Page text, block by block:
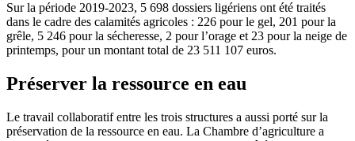
Sur la période 2019-2023, 5 698 dossiers ligériens ont été traités
dans le cadre des calamités agricoles : 226 pour le gel, 201 pour la
grêle, 5 246 pour la sécheresse, 2 pour l’orage et 23 pour la neige de
printemps, pour un montant total de 23 511 107 euros.
Préserver la ressource en eau
Le travail collaboratif entre les trois structures a aussi porté sur la
préservation de la ressource en eau. La Chambre d’agriculture a